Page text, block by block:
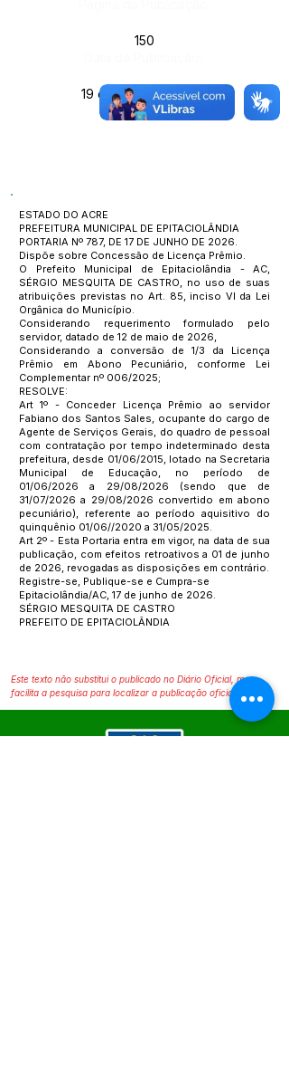
150
19 de junho de 2026
Órgão:
ESTADO DO ACRE
PREFEITURA MUNICIPAL DE EPITACIOLÂNDIA
PORTARIA Nº 787, DE 17 DE JUNHO DE 2026.
Dispõe sobre Concessão de Licença Prêmio.
O Prefeito Municipal de Epitaciolândia - AC,
SÉRGIO MESQUITA DE CASTRO, no uso de suas
atribuições previstas no Art. 85, inciso VI da Lei
Orgânica do Município.
Considerando requerimento formulado pelo
servidor, datado de 12 de maio de 2026,
Considerando a conversão de 1/3 da Licença
Prêmio em Abono Pecuniário, conforme Lei
Complementar nº 006/2025;
RESOLVE:
Art 1º - Conceder Licença Prêmio ao servidor
Fabiano dos Santos Sales, ocupante do cargo de
Agente de Serviços Gerais, do quadro de pessoal
com contratação por tempo indeterminado desta
prefeitura, desde 01/06/2015, lotado na Secretaria
Municipal de Educação, no período de
01/06/2026 a 29/08/2026 (sendo que de
31/07/2026 a 29/08/2026 convertido em abono
pecuniário), referente ao período aquisitivo do
quinquênio 01/06//2020 a 31/05/2025.
Art 2º - Esta Portaria entra em vigor, na data de sua
publicação, com efeitos retroativos a 01 de junho
de 2026, revogadas as disposições em contrário.
Registre-se, Publique-se e Cumpra-se
Epitaciolândia/AC, 17 de junho de 2026.
SÉRGIO MESQUITA DE CASTRO
PREFEITO DE EPITACIOLÂNDIA
Este texto não substitui o publicado no Diário Oficial, mas
facilita a pesquisa para localizar a publicação oficial.